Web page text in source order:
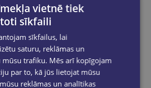
for orders over €40.00.
to any GLOBUSS bookstore
networks:
vietnē tiek
sīkfaili
sīkfailus, lai
saturu, reklāmas un
mūsu trafiku. Mēs arī kopīgojam
par to, kā jūs lietojat mūsu
reklāmas un analītikas